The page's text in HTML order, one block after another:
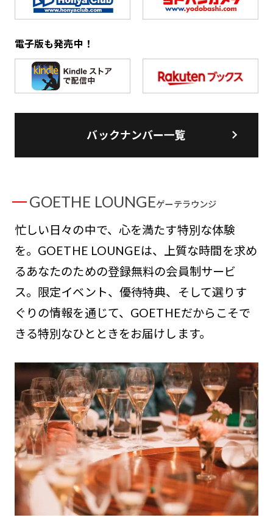
電子版も発売中！
バックナンバー一覧
GOETHE LOUNGEゲーテラウンジ
忙しい日々の中で、心を満たす特別な体験
を。GOETHE LOUNGEは、上質な時間を求め
るあなたのための登録無料の会員制サービ
ス。限定イベント、優待特典、そして選りす
ぐりの情報を通じて、GOETHEだからこそで
きる特別なひとときをお届けします。